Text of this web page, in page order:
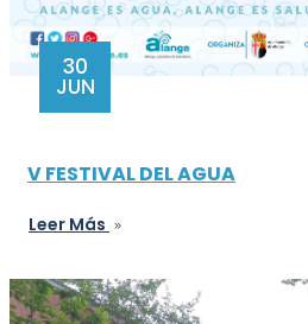
30
JUN
V FESTIVAL DEL AGUA
Leer Más